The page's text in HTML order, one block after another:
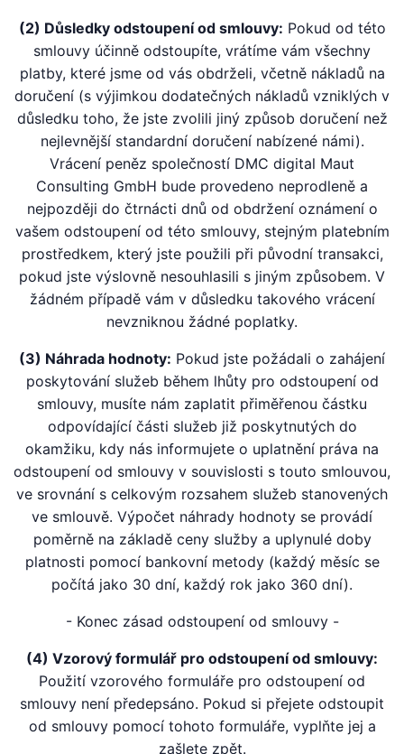
(2) Důsledky odstoupení od smlouvy: Pokud od této
smlouvy účinně odstoupíte, vrátíme vám všechny
platby, které jsme od vás obdrželi, včetně nákladů na
doručení (s výjimkou dodatečných nákladů vzniklých v
důsledku toho, že jste zvolili jiný způsob doručení než
nejlevnější standardní doručení nabízené námi).
Vrácení peněz společností DMC digital Maut
Consulting GmbH bude provedeno neprodleně a
nejpozději do čtrnácti dnů od obdržení oznámení o
vašem odstoupení od této smlouvy, stejným platebním
prostředkem, který jste použili při původní transakci,
pokud jste výslovně nesouhlasili s jiným způsobem. V
žádném případě vám v důsledku takového vrácení
nevzniknou žádné poplatky.
(3) Náhrada hodnoty: Pokud jste požádali o zahájení
poskytování služeb během lhůty pro odstoupení od
smlouvy, musíte nám zaplatit přiměřenou částku
odpovídající části služeb již poskytnutých do
okamžiku, kdy nás informujete o uplatnění práva na
odstoupení od smlouvy v souvislosti s touto smlouvou,
ve srovnání s celkovým rozsahem služeb stanovených
ve smlouvě. Výpočet náhrady hodnoty se provádí
poměrně na základě ceny služby a uplynulé doby
platnosti pomocí bankovní metody (každý měsíc se
počítá jako 30 dní, každý rok jako 360 dní).
- Konec zásad odstoupení od smlouvy -
(4) Vzorový formulář pro odstoupení od smlouvy:
Použití vzorového formuláře pro odstoupení od
smlouvy není předepsáno. Pokud si přejete odstoupit
od smlouvy pomocí tohoto formuláře, vyplňte jej a
zašlete zpět.